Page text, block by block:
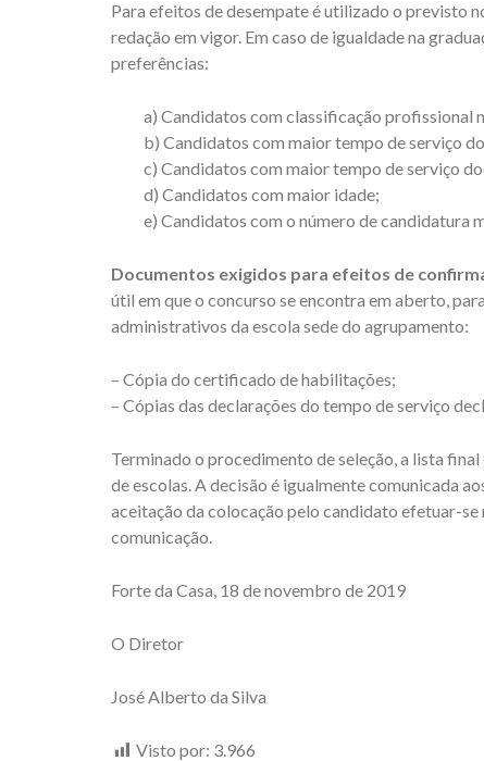
Para efeitos de desempate é utilizado o previsto
redação em vigor. Em caso de igualdade na
preferências:
a) Candidatos com classificação profissional
b) Candidatos com maior tempo de serviço
c) Candidatos com maior tempo de serviço
d) Candidatos com maior idade;
e) Candidatos com o número de candidatura
Documentos exigidos para efeitos de
útil em que o concurso se encontra em aberto,
administrativos da escola sede do agrupamento:
– Cópia do certificado de habilitações;
– Cópias das declarações do tempo de serviço
Terminado o procedimento de seleção, a lista
de escolas. A decisão é igualmente comunicada
aceitação da colocação pelo candidato efetuar-se
comunicação.
Forte da Casa, 18 de novembro de 2019
O Diretor
José Alberto da Silva
Visto por: 3.966